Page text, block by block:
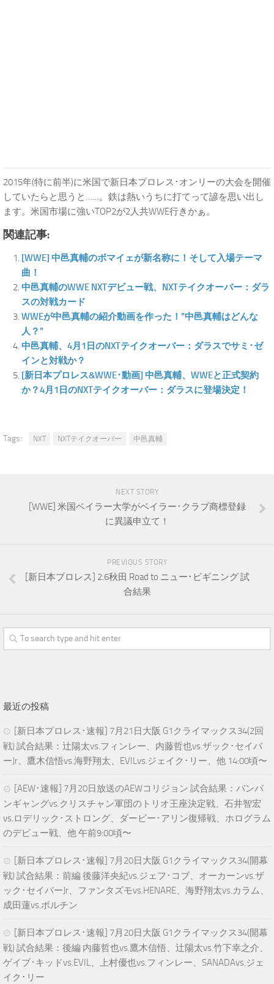
2015年(特に前半)に米国で新日本プロレス･オンリーの大会を開催
していたらと思うと……。鉄は熱いうちに打てって諺を思い出し
ます。米国市場に強いTOP2が2人共WWE行きかぁ。
関連記事:
[WWE] 中邑真輔のボマイェが新名称に！そして入場テーマ
曲！
中邑真輔のWWE NXTデビュー戦、NXTテイクオーバー：ダラ
スの対戦カード
WWEが中邑真輔の紹介動画を作った！”中邑真輔はどんな
人？”
中邑真輔、4月1日のNXTテイクオーバー：ダラスでサミ･ゼ
インと対戦か？
[新日本プロレス&WWE･動画] 中邑真輔、WWEと正式契約
か？4月1日のNXTテイクオーバー：ダラスに登場決定！
Tags: NXT NXTテイクオーバー 中邑真輔
NEXT STORY
[WWE] 米国ベイラー大学がベイラー･クラブ商標登録
に異議申立て！
PREVIOUS STORY
[新日本プロレス] 2.6秋田 Road to ニュー･ビギニング 試
合結果
最近の投稿
[新日本プロレス･速報] 7月21日大阪 G1クライマックス34(2回
戦) 試合結果：辻陽太vs.フィンレー、内藤哲也vs.ザック･セイバ
ーJr、鷹木信悟vs.海野翔太、EVILvs.ジェイク･リー、他 14:00頃〜
[AEW･速報] 7月20日放送のAEWコリジョン 試合結果：バンバ
ンギャングvs.クリスチャン軍団のトリオ王座決定戦、石井智宏
vs.ロデリック･ストロング、ダービー･アリン復帰戦、ホログラム
のデビュー戦、他 午前9:00頃〜
[新日本プロレス･速報] 7月20日大阪 G1クライマックス34(開幕
戦) 試合結果：前編 後藤洋央紀vs.ジェフ･コブ、オーカーンvs.ザ
ック･セイバーJr、ファンタズモvs.HENARE、海野翔太vs.カラム、
成田蓮vs.ボルチン
[新日本プロレス･速報] 7月20日大阪 G1クライマックス34(開幕
戦) 試合結果：後編 内藤哲也vs.鷹木信悟、辻陽太vs.竹下幸之介、
ゲイブ･キッドvs.EVIL、上村優也vs.フィンレー、SANADAvs.ジェ
イク･リー